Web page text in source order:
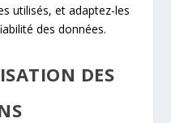
utilisés, et adaptez-les
des données.
DES